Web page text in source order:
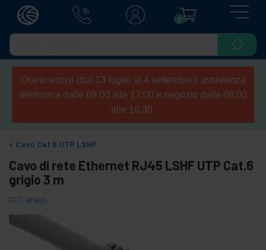
0
Orario estivo (dal 13 luglio al 4 settembre): assistenza
telefonica dalle 09:00 alle 17:00 e negozio dalle 08:00
alle 16:30.
Cavo Cat 6 UTP LSHF
Cavo di rete Ethernet RJ45 LSHF UTP Cat.6
grigio 3 m
REF: HF065